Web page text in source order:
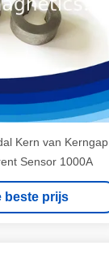
Kern van Kerngap
Sensor 1000A
beste prijs